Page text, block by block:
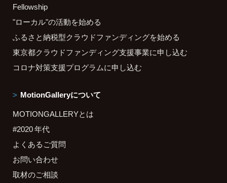
Fellowship
"ローカル"の活動を始める
ふるさと納税型クラウドファンディングを始める
東京都クラウドファンディング支援事業に申し込む
コロナ対策支援プログラムに申し込む
MotionGalleryについて
MOTIONGALLERYとは
#2020 年代
よくあるご質問
お問い合わせ
取材のご相談